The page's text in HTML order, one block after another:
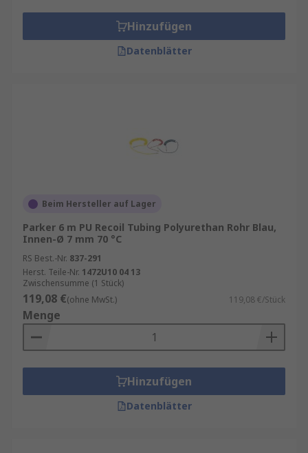
Hinzufügen
Datenblätter
Beim Hersteller auf Lager
Parker 6 m PU Recoil Tubing Polyurethan Rohr Blau,
Innen-Ø 7 mm 70 °C
RS Best.-Nr. 837-291
Herst. Teile-Nr. 1472U10 04 13
Zwischensumme (1 Stück)
119,08 €(ohne MwSt.) 119,08 €/Stück
Menge
Hinzufügen
Datenblätter